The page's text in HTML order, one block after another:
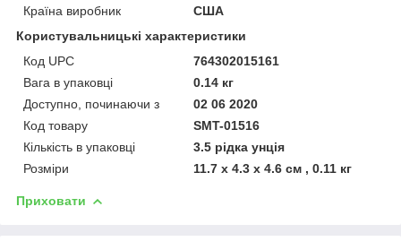
Країна виробник
США
Користувальницькі характеристики
Код UPC
764302015161
Вага в упаковці
0.14 кг
Доступно, починаючи з
02 06 2020
Код товару
SMT-01516
Кількість в упаковці
3.5 рідка унція
Розміри
11.7 x 4.3 x 4.6 см , 0.11 кг
Приховати